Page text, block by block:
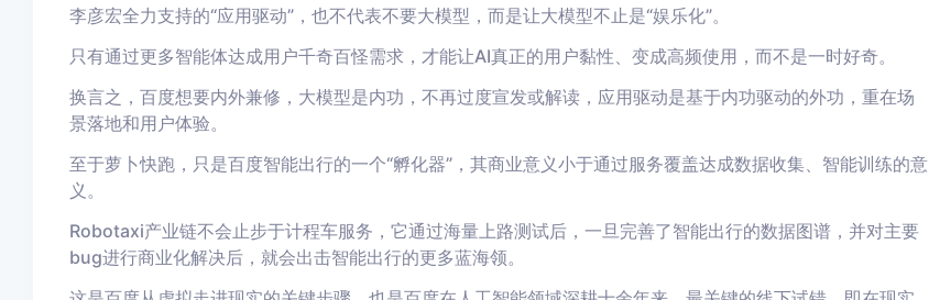
李彦宏全力支持的“应用驱动”，也不代表不要大模型，而是让大模型不止是“娱乐化”。
只有通过更多智能体达成用户千奇百怪需求，才能让AI真正的用户黏性、变成高频使用，而不是一时好奇。
换言之，百度想要内外兼修，大模型是内功，不再过度宣发或解读，应用驱动是基于内功驱动的外功，重在场
景落地和用户体验。
至于萝卜快跑，只是百度智能出行的一个“孵化器”，其商业意义小于通过服务覆盖达成数据收集、智能训练的意
义。
Robotaxi产业链不会止步于计程车服务，它通过海量上路测试后，一旦完善了智能出行的数据图谱，并对主要
bug进行商业化解决后，就会出击智能出行的更多蓝海领。